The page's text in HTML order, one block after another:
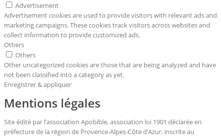
Advertisement
Advertisement cookies are used to provide visitors with relevant ads and
marketing campaigns. These cookies track visitors across websites and
collect information to provide customized ads.
Others
Others
Other uncategorized cookies are those that are being analyzed and have
not been classified into a category as yet.
Enregistrer & appliquer
Mentions légales
Site édité par l’association Apobible, association loi 1901 déclarée en
préfecture de la région de Provence-Alpes-Côte d’Azur, inscrite au